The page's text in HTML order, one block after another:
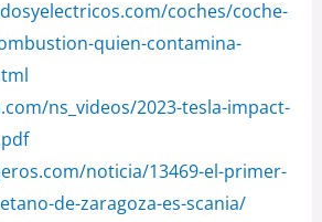
coches/coche-
quien-contamina-
ns_videos/2023-tesla-impact-
noticia/13469-el-primer-
de-zaragoza-es-scania/